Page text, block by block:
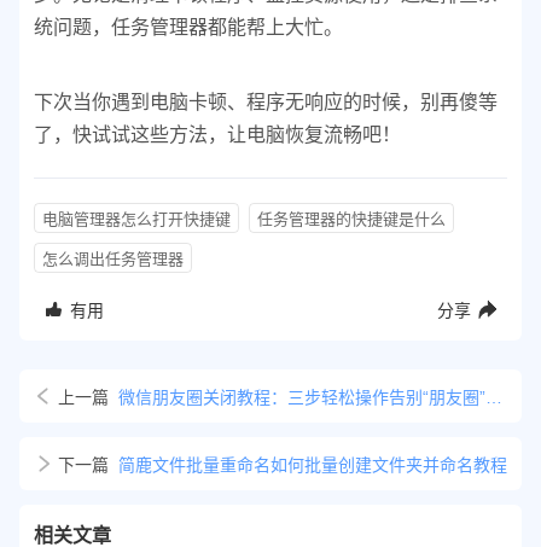
统问题，任务管理器都能帮上大忙。
下次当你遇到电脑卡顿、程序无响应的时候，别再傻等
了，快试试这些方法，让电脑恢复流畅吧！
电脑管理器怎么打开快捷键 任务管理器的快捷键是什么
怎么调出任务管理器
有用 分享
上一篇
下一篇 简鹿文件批量重命名如何批量创建文件夹并命名教程
相关文章